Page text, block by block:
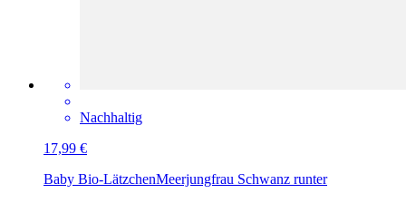
Nachhaltig
17,99 €
Baby Bio-LätzchenMeerjungfrau Schwanz runter